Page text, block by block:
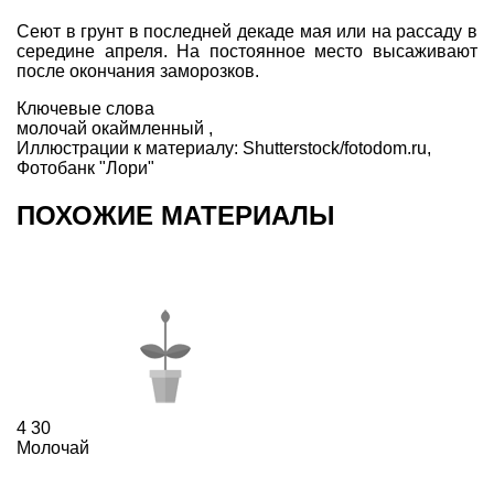
Сеют в грунт в последней декаде мая или на рассаду в
середине апреля. На постоянное место высаживают
после окончания заморозков.
Ключевые слова
молочай окаймленный ,
Иллюстрации к материалу: Shutterstock/fotodom.ru,
Фотобанк "Лори"
ПОХОЖИЕ МАТЕРИАЛЫ
4 30
Молочай